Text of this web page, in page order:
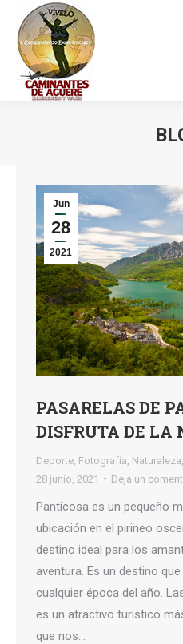
Jun
28
2021
PASARELAS DE
DISFRUTA DE LA
Deporte Fotografía Naturaleza
28 junio, 2021
Deja un
Panticosa es un pequeño
ubicación en el pirineo
destino ideal para los
aventura. Es un destino
cualquier época del año.
es un atractivo turístico
que nos…